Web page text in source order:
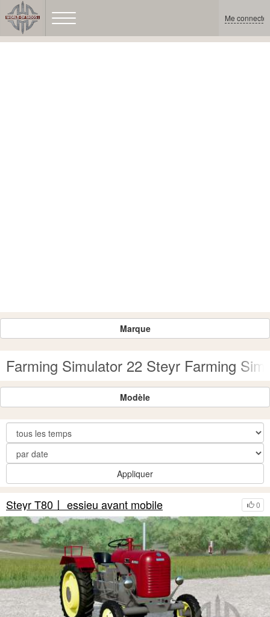
Me connecter
Marque
Farming Simulator 22 Steyr Farming
Modèle
Appliquer
0
Steyr T80〡 essieu avant mobile